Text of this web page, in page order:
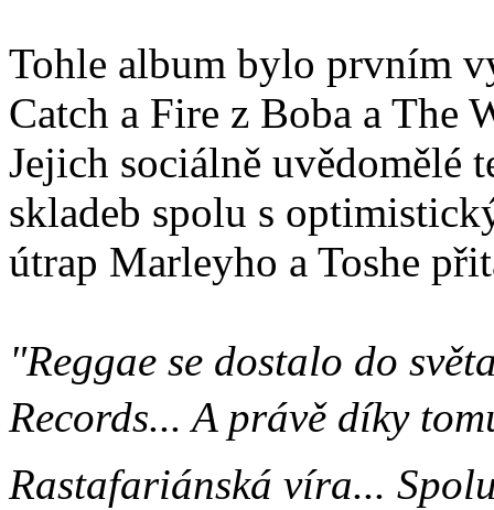
Tohle album bylo prvním
Catch a Fire z Boba a The
Jejich sociálně
skladeb spolu s
útrap Marleyho a Toshe
"Reggae se dostalo do
Records... A právě díky
Rastafariánská víra...